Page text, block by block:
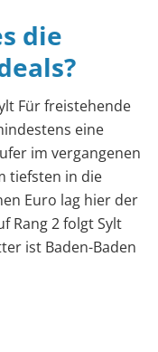
die
Für freistehende
eine
im vergangenen
tiefsten in die
Euro lag hier der
Rang 2 folgt Sylt
ist Baden-Baden